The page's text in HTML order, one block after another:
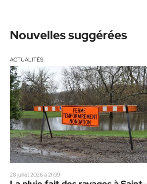
Nouvelles suggérées
ACTUALITÉS
28 juillet 2026 à 2h39